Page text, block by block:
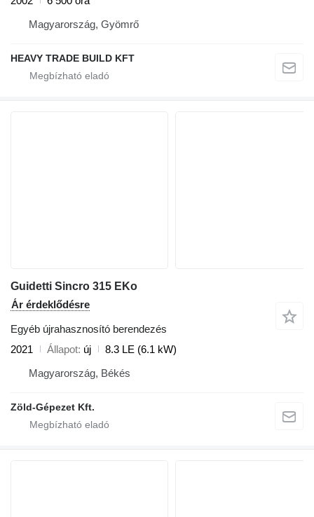
Magyarország, Gyömrő
HEAVY TRADE BUILD KFT
Guidetti Sincro 315 EKo
Ár érdeklődésre
Egyéb újrahasznosító berendezés
2021
Állapot új
8.3 LE (6.1 kW)
Magyarország, Békés
Zöld-Gépezet Kft.